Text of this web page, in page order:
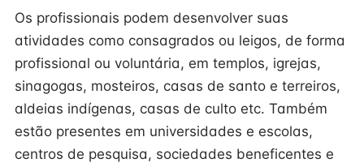
Os profissionais podem desenvolver suas
atividades como consagrados ou leigos, de forma
profissional ou voluntária, em templos, igrejas,
sinagogas, mosteiros, casas de santo e terreiros,
aldeias indígenas, casas de culto etc. Também
estão presentes em universidades e escolas,
centros de pesquisa, sociedades beneficentes e